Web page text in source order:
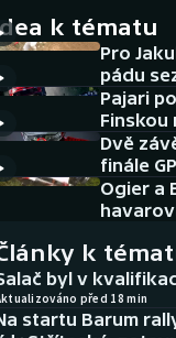
Historické
Aplikace ČT
AZ kvíz
k tématu
Pro
pádu
Pajari
Finskou
Dvě
finále
Ogier a
k
byl v
před 18 min
startu Barum